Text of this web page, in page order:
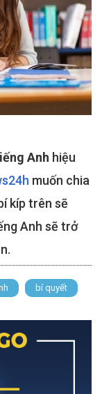
Anh hiệu
muốn chia
kíp trên sẽ
Anh sẽ trở
bí quyết